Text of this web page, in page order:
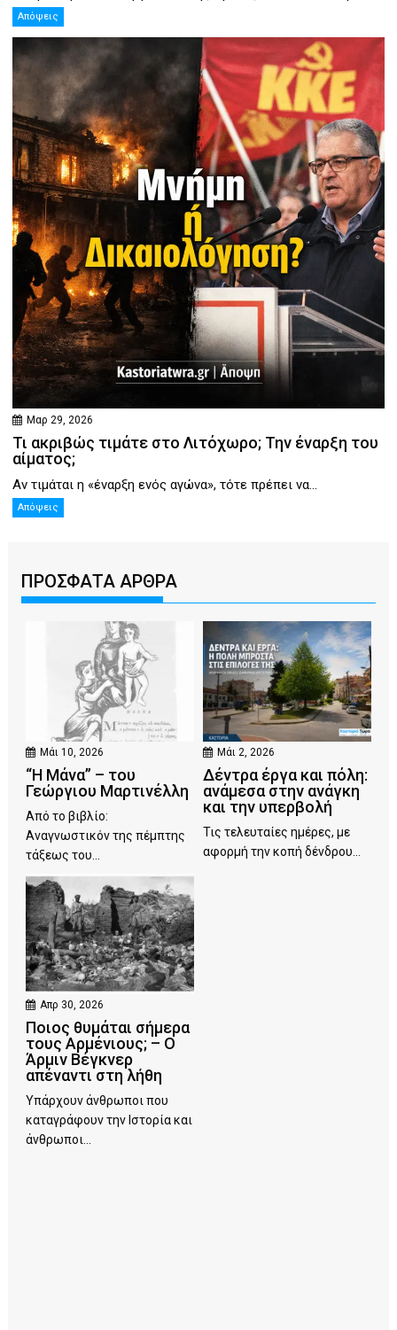
Απόψεις
Μαρ 29, 2026
Τι ακριβώς τιμάτε στο Λιτόχωρο; Την έναρξη του
αίματος;
Αν τιμάται η «έναρξη ενός αγώνα», τότε πρέπει να...
Απόψεις
ΠΡΟΣΦΑΤΑ ΑΡΘΡΑ
Μάι 10, 2026
“Η Μάνα” – του
Γεώργιου Μαρτινέλλη
Από το βιβλίο:
Αναγνωστικόν της πέμπτης
τάξεως του...
Μάι 2, 2026
Δέντρα έργα και πόλη:
ανάμεσα στην ανάγκη
και την υπερβολή
Τις τελευταίες ημέρες, με
αφορμή την κοπή δένδρου...
Απρ 30, 2026
Ποιος θυμάται σήμερα
τους Αρμένιους; – Ο
Άρμιν Βέγκνερ
απέναντι στη λήθη
Υπάρχουν άνθρωποι που
καταγράφουν την Ιστορία και
άνθρωποι...